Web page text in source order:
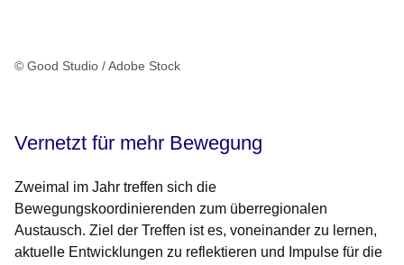
© Good Studio / Adobe Stock
Vernetzt für mehr Bewegung
Zweimal im Jahr treffen sich die
Bewegungskoordinierenden zum überregionalen
Austausch. Ziel der Treffen ist es, voneinander zu lernen,
aktuelle Entwicklungen zu reflektieren und Impulse für die